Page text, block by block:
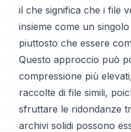
il che significa che i file
insieme come un
piuttosto che essere
Questo approccio può
compressione più
raccolte di file simili,
sfruttare le ridondanze
archivi solidi possono